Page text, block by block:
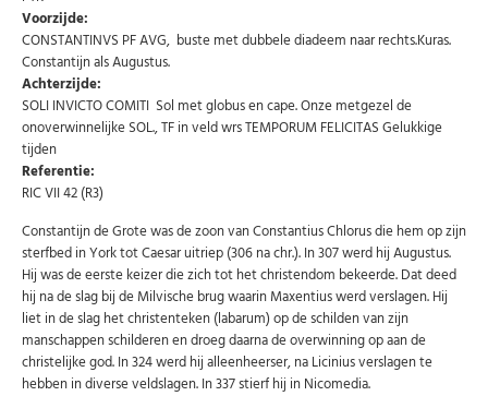
Voorzijde:
CONSTANTINVS PF AVG, buste met dubbele diadeem naar rechts.Kuras.
Constantijn als Augustus.
Achterzijde:
SOLI INVICTO COMITI Sol met globus en cape. Onze metgezel de
onoverwinnelijke SOL., TF in veld wrs TEMPORUM FELICITAS Gelukkige
tijden
Referentie:
RIC VII 42 (R3)
Constantijn de Grote was de zoon van Constantius Chlorus die hem op zijn
sterfbed in York tot Caesar uitriep (306 na chr.). In 307 werd hij Augustus.
Hij was de eerste keizer die zich tot het christendom bekeerde. Dat deed
hij na de slag bij de Milvische brug waarin Maxentius werd verslagen. Hij
liet in de slag het christenteken (labarum) op de schilden van zijn
manschappen schilderen en droeg daarna de overwinning op aan de
christelijke god. In 324 werd hij alleenheerser, na Licinius verslagen te
hebben in diverse veldslagen. In 337 stierf hij in Nicomedia.